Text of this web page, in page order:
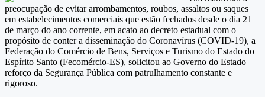
preocupação de evitar arrombamentos, roubos, assaltos ou saques
em estabelecimentos comerciais que estão fechados desde o dia 21
de março do ano corrente, em acato ao decreto estadual com o
propósito de conter a disseminação do Coronavírus (COVID-19), a
Federação do Comércio de Bens, Serviços e Turismo do Estado do
Espírito Santo (Fecomércio-ES), solicitou ao Governo do Estado
reforço da Segurança Pública com patrulhamento constante e
rigoroso.